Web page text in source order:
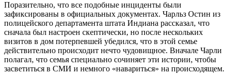
Поразительно, что все подобные инциденты были
зафиксированы в официальных документах. Чарльз Остин из
полицейского департамента штата Индиана рассказал, что
сначала был настроен скептически, но после нескольких
визитов в дом потерпевшей убедился, что в этой семье
действительно происходит нечто чудовищное. Вначале Чарли
полагал, что семья специально сочиняет эти истории, чтобы
засветиться в СМИ и немного «навариться» на происходящем.